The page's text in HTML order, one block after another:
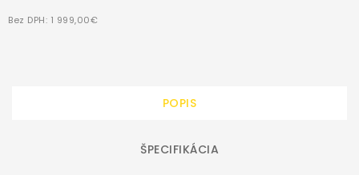
Bez DPH: 1 999,00€
POPIS
ŠPECIFIKÁCIA